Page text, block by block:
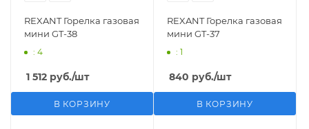
REXANT Горелка газовая
мини GT-38
: 4
1 512 руб./шт
В КОРЗИНУ
REXANT Горелка газовая
мини GT-37
: 1
840 руб./шт
В КОРЗИНУ